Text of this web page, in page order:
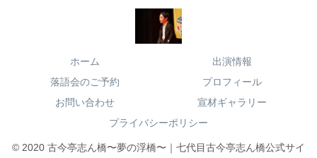
ホーム
出演情報
落語会のご予約
プロフィール
お問い合わせ
宣材ギャラリー
プライバシーポリシー
© 2020 古今亭志ん橋〜夢の浮橋〜｜七代目古今亭志ん橋公式サイ